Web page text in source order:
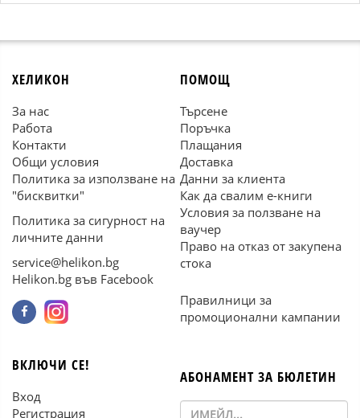
ХЕЛИКОН
За нас
Работа
Контакти
Общи условия
Политика за използване на
"бисквитки"
Политика за сигурност на
личните данни
service@helikon.bg
Helikon.bg във Facebook
ПОМОЩ
Търсене
Поръчка
Плащания
Доставка
Данни за клиента
Как да свалим е-книги
Условия за ползване на
ваучер
Право на отказ от закупена
стока
Правилници за
промоционални кампании
ВКЛЮЧИ СЕ!
Вход
Регистрация
АБОНАМЕНТ ЗА БЮЛЕТИН